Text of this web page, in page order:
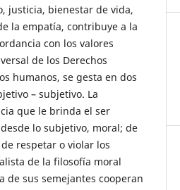
justicia, bienestar de vida,
la empatía, contribuye a la
con los valores
de los Derechos
humanos, se gesta en dos
– subjetivo. La
que le brinda el ser
lo subjetivo, moral; de
respetar o violar los
de la filosofía moral
de sus semejantes cooperan